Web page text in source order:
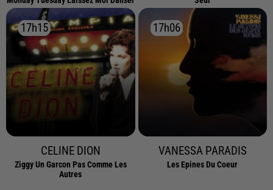
17h15
17h15
CELINE DION
Ziggy Un Garcon Pas Comme Les
Autres
17h06
17h06
VANESSA PARADIS
Les Epines Du Coeur